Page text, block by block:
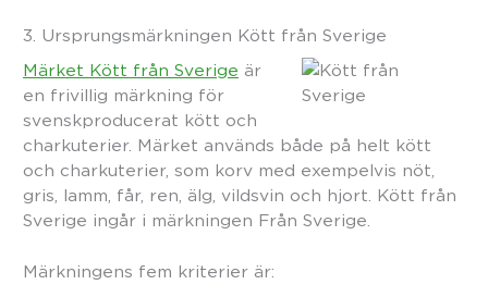
3. Ursprungsmärkningen Kött från Sverige
Märket Kött från Sverige är
en frivillig märkning för
svenskproducerat kött och
charkuterier. Märket används både på helt kött
och charkuterier, som korv med exempelvis nöt,
gris, lamm, får, ren, älg, vildsvin och hjort. Kött från
Sverige ingår i märkningen Från Sverige.
Märkningens fem kriterier är: